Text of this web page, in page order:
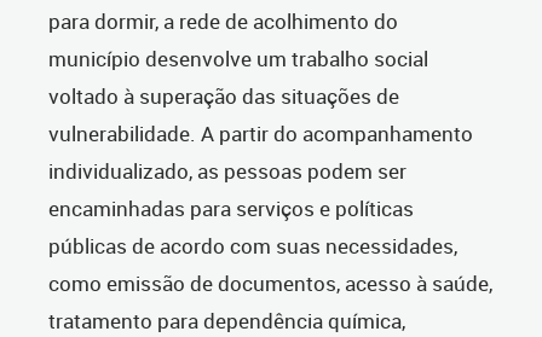
para dormir, a rede de acolhimento do
município desenvolve um trabalho social
voltado à superação das situações de
vulnerabilidade. A partir do acompanhamento
individualizado, as pessoas podem ser
encaminhadas para serviços e políticas
públicas de acordo com suas necessidades,
como emissão de documentos, acesso à saúde,
tratamento para dependência química,